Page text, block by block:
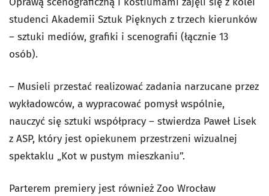
studenci Akademii Sztuk Pięknych z trzech kierunków
– sztuki mediów, grafiki i scenografii (łącznie 13
osób).
– Musieli przestać realizować zadania narzucane przez
wykładowców, a wypracować pomysł wspólnie,
nauczyć się sztuki współpracy – stwierdza Paweł Lisek
z ASP, który jest opiekunem przestrzeni wizualnej
spektaklu „Kot w pustym mieszkaniu”.
Parterem premiery jest również Zoo Wrocław